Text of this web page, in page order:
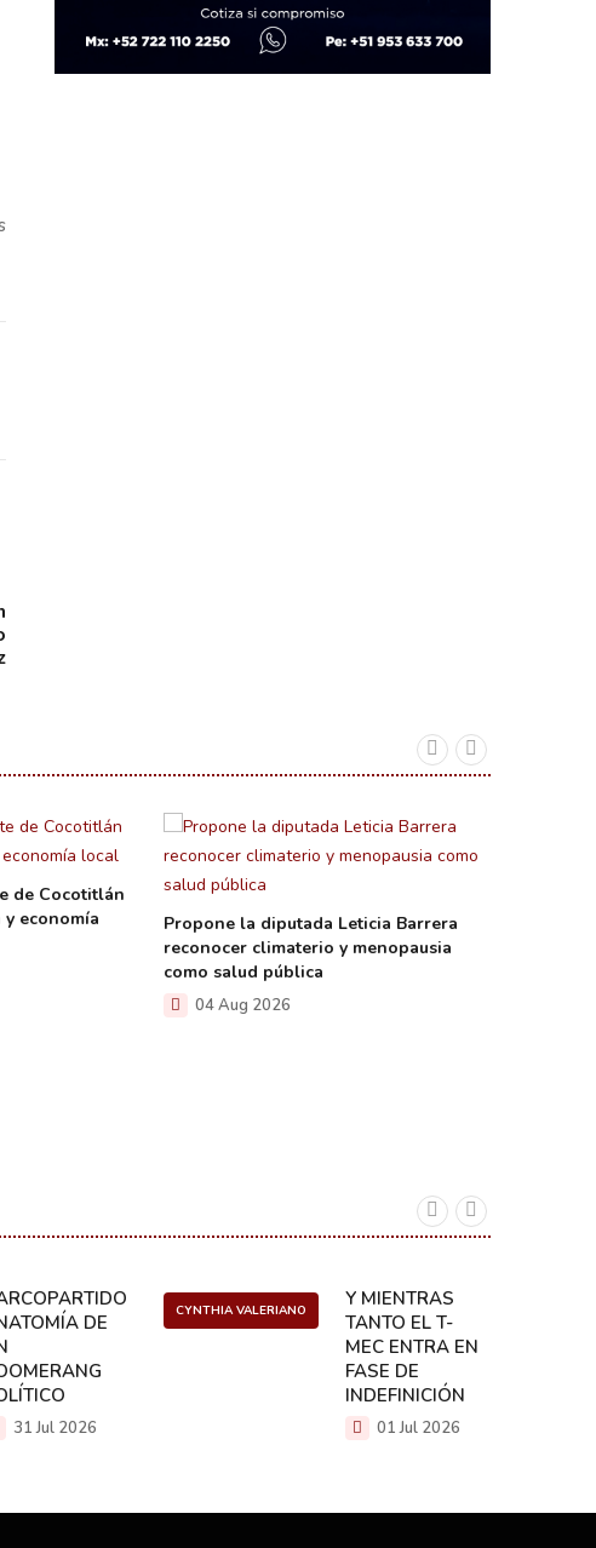
de Cocotitlán
economía
Propone la diputada Leticia Barrera
reconocer climaterio y menopausia
como salud pública
04 Aug 2026
DE
31 Jul 2026
CYNTHIA VALERIANO
Y MIENTRAS
TANTO EL T-
MEC ENTRA EN
FASE DE
INDEFINICIÓN
01 Jul 2026